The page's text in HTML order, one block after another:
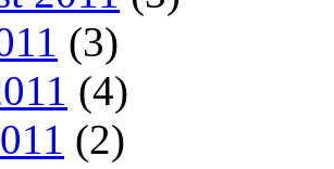
(3)
(4)
(2)